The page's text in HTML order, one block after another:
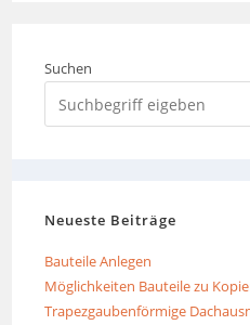
Suchen
Neueste Beiträge
Bauteile Anlegen
Möglichkeiten Bauteile zu
Trapezgaubenförmige